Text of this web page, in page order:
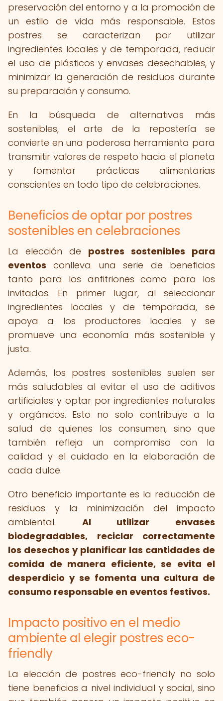
preservación del entorno y a la promoción de
un estilo de vida más responsable. Estos
postres se caracterizan por utilizar
ingredientes locales y de temporada, reducir
el uso de plásticos y envases desechables, y
minimizar la generación de residuos durante
su preparación y consumo.
En la búsqueda de alternativas más
sostenibles, el arte de la repostería se
convierte en una poderosa herramienta para
transmitir valores de respeto hacia el planeta
y fomentar prácticas alimentarias
conscientes en todo tipo de celebraciones.
Beneficios de optar por postres
sostenibles en celebraciones
La elección de postres sostenibles para
eventos conlleva una serie de beneficios
tanto para los anfitriones como para los
invitados. En primer lugar, al seleccionar
ingredientes locales y de temporada, se
apoya a los productores locales y se
promueve una economía más sostenible y
justa.
Además, los postres sostenibles suelen ser
más saludables al evitar el uso de aditivos
artificiales y optar por ingredientes naturales
y orgánicos. Esto no solo contribuye a la
salud de quienes los consumen, sino que
también refleja un compromiso con la
calidad y el cuidado en la elaboración de
cada dulce.
Otro beneficio importante es la reducción de
residuos y la minimización del impacto
ambiental. Al utilizar envases
biodegradables, reciclar correctamente
los desechos y planificar las cantidades de
comida de manera eficiente, se evita el
desperdicio y se fomenta una cultura de
consumo responsable en eventos festivos.
Impacto positivo en el medio
ambiente al elegir postres eco-
friendly
La elección de postres eco-friendly no solo
tiene beneficios a nivel individual y social, sino